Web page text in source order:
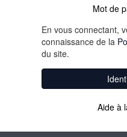
Mot de
En vous connectant,
connaissance de la
du site.
Aide à